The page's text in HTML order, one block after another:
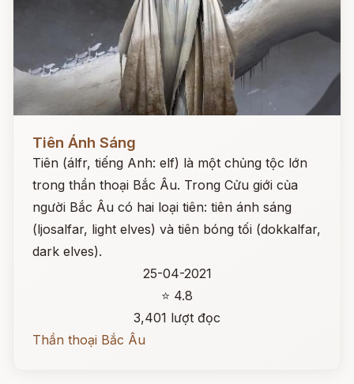
Tiên Ánh Sáng
Tiên (álfr, tiếng Anh: elf) là một chủng tộc lớn
trong thần thoại Bắc Âu. Trong Cửu giới của
người Bắc Âu có hai loại tiên: tiên ánh sáng
(ljosalfar, light elves) và tiên bóng tối (dokkalfar,
dark elves).
25-04-2021
⭐ 4.8
3,401 lượt đọc
Thần thoại Bắc Âu